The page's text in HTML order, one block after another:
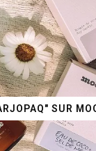
SUR